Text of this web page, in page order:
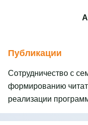
Публикации
Сотрудничество с
формированию
реализации